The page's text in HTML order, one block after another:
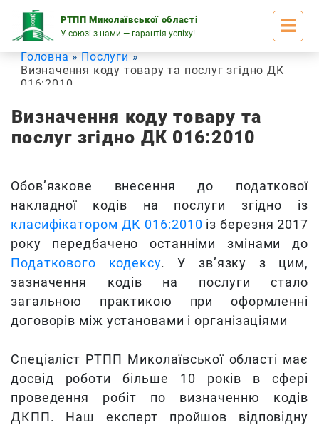
РТПП Миколаївської області
У союзі з нами — гарантія успіху!
content
Головна
Послуги
Визначення коду товару та послуг згідно ДК
016:2010
Визначення коду товару та
послуг згідно ДК 016:2010
Обов’язкове внесення до податкової
накладної кодів на послуги згідно із
класифікатором ДК 016:2010 із березня 2017
року передбачено останніми змінами до
Податкового кодексу. У зв’язку з цим,
зазначення кодів на послуги стало
загальною практикою при оформленні
договорів між установами і організаціями
Спеціаліст РТПП Миколаївської області має
досвід роботи більше 10 років в сфері
проведення робіт по визначенню кодів
ДКПП. Наш експерт пройшов відповідну